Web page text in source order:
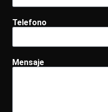
Telefono
Mensaje